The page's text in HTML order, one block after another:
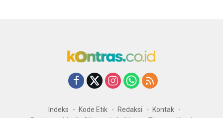
Indeks Kode Etik Redaksi
Kontak